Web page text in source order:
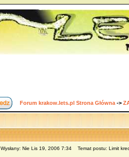
Forum krakow.lets.pl Strona Główna ->
Wysłany: Nie Lis 19, 2006 7:34 Temat postu: Limit